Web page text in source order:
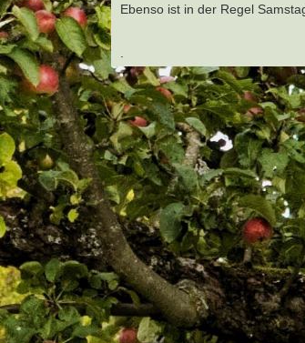
Ebenso ist in der Regel